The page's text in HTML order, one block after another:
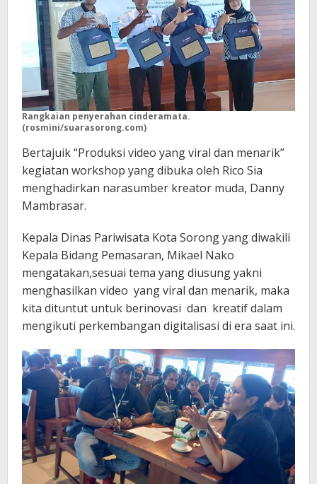
Rangkaian penyerahan cinderamata.
(rosmini/suarasorong.com)
Bertajuik “Produksi video yang viral dan menarik”
kegiatan workshop yang dibuka oleh Rico Sia
menghadirkan narasumber kreator muda, Danny
Mambrasar.
Kepala Dinas Pariwisata Kota Sorong yang diwakili
Kepala Bidang Pemasaran, Mikael Nako
mengatakan,sesuai tema yang diusung yakni
menghasilkan video yang viral dan menarik, maka
kita dituntut untuk berinovasi dan kreatif dalam
mengikuti perkembangan digitalisasi di era saat ini.